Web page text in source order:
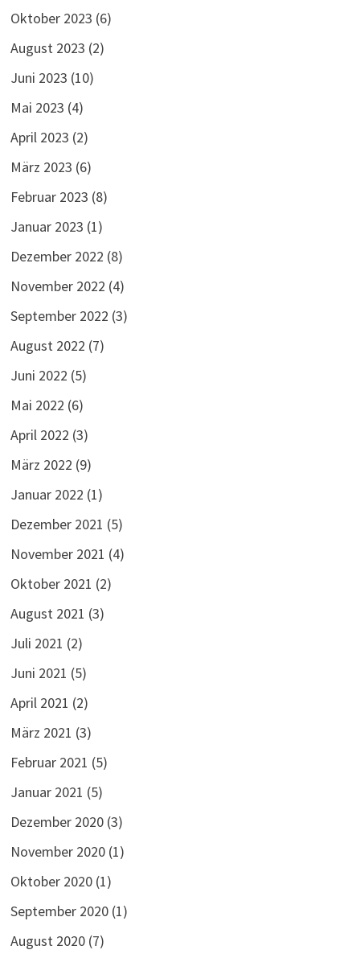
Oktober 2023 (6)
August 2023 (2)
Juni 2023 (10)
Mai 2023 (4)
April 2023 (2)
März 2023 (6)
Februar 2023 (8)
Januar 2023 (1)
Dezember 2022 (8)
November 2022 (4)
September 2022 (3)
August 2022 (7)
Juni 2022 (5)
Mai 2022 (6)
April 2022 (3)
März 2022 (9)
Januar 2022 (1)
Dezember 2021 (5)
November 2021 (4)
Oktober 2021 (2)
August 2021 (3)
Juli 2021 (2)
Juni 2021 (5)
April 2021 (2)
März 2021 (3)
Februar 2021 (5)
Januar 2021 (5)
Dezember 2020(3)
November 2020(1)
Oktober 2020(1)
September 2020(1)
August 2020(7)